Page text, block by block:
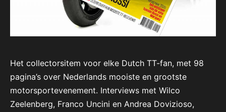
Het collectorsitem voor elke Dutch TT-fan, met 98
pagina’s over Nederlands mooiste en grootste
motorsportevenement. Interviews met Wilco
Zeelenberg, Franco Uncini en Andrea Dovizioso,